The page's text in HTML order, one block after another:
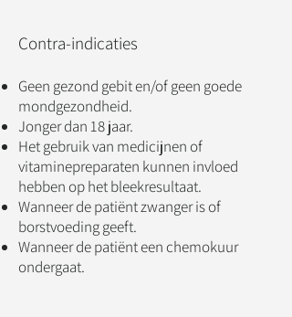
Contra-indicaties
Geen gezond gebit en/of geen goede
mondgezondheid.
Jonger dan 18 jaar.
Het gebruik van medicijnen of
vitaminepreparaten kunnen invloed
hebben op het bleekresultaat.
Wanneer de patiënt zwanger is of
borstvoeding geeft.
Wanneer de patiënt een chemokuur
ondergaat.